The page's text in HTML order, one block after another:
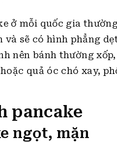
ở mỗi quốc gia
sẽ có hình phẳng
nên bánh thường
quả óc chó xay,
pancake
ngọt, mặn